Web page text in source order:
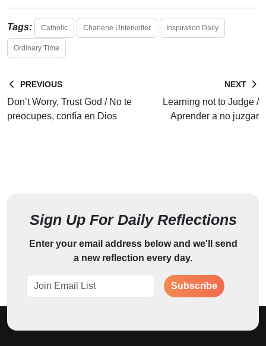
Tags: Catholic Charlene Unterkofler Inspiration Daily
Ordinary Time
PREVIOUS
Don’t Worry, Trust God / No te
preocupes, confía en Dios
NEXT
Learning not to Judge /
Aprender a no juzgar
Sign Up For Daily Reflections
Enter your email address below and we'll send
a new reflection every day.
Subscribe